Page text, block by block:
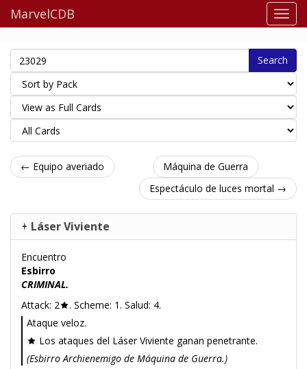
MarvelCDB
Search
← Equipo averiado
Máquina de Guerra
Espectáculo de luces mortal →
Láser Viviente
Encuentro
Esbirro
CRIMINAL.
Attack: 2
. Scheme: 1. Salud: 4.
Ataque veloz.
Los ataques del Láser Viviente ganan penetrante.
(Esbirro Archienemigo de Máquina de Guerra.)